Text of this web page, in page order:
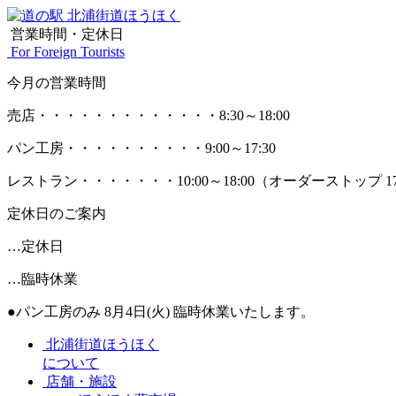
営業時間・定休日
For Foreign Tourists
今月の営業時間
売店 ・・・・・・・・・・・・・ 8:30～18:00
パン工房 ・・・・・・・・・・ 9:00～17:30
レストラン ・・・・・・・ 10:00～18:00 （オーダーストップ
定休日のご案内
…定休日
…臨時休業
●パン工房のみ 8月4日(火) 臨時休業いたします。
北浦街道ほうほく
について
店舗・施設